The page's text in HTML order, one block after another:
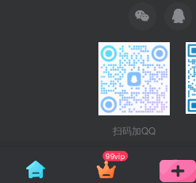
扫码加QQ
99vip